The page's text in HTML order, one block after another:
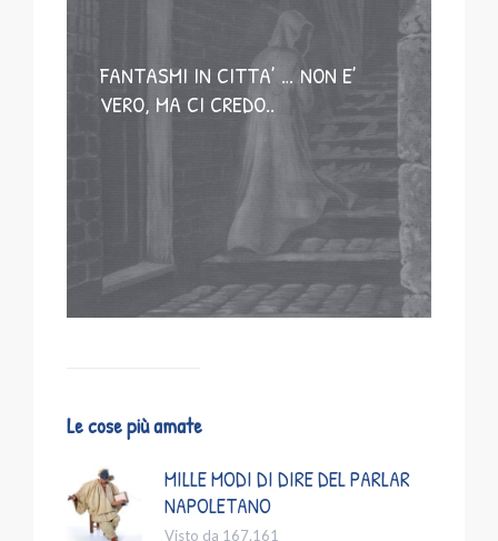
FANTASMI IN CITTA’ … NON E’
VERO, MA CI CREDO..
Le cose più amate
MILLE MODI DI DIRE DEL PARLAR
NAPOLETANO
Visto da 167.161